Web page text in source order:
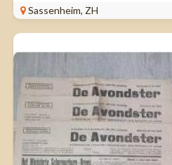
Sassenheim, ZH